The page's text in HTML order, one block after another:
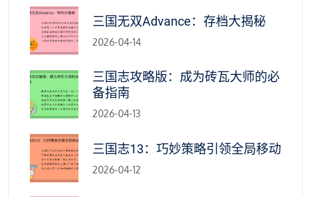
三国无双Advance：存档大揭秘
2026-04-14
三国志攻略版：成为砖瓦大师的必
备指南
2026-04-13
三国志13：巧妙策略引领全局移动
2026-04-12